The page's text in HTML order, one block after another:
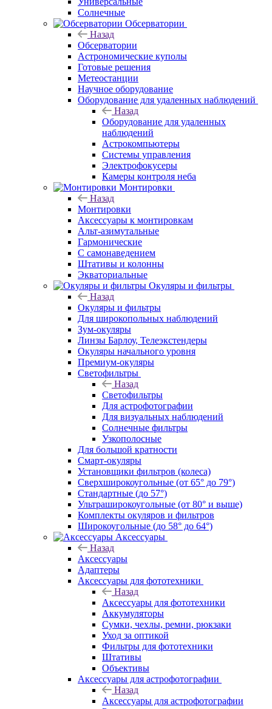
Солнечные
Обсерватории
Назад
Обсерватории
Астрономические куполы
Готовые решения
Метеостанции
Научное оборудование
Оборудование для удаленных наблюдений
Назад
Оборудование для удаленных
наблюдений
Астрокомпьютеры
Системы управления
Электрофокусеры
Камеры контроля неба
Монтировки
Назад
Монтировки
Аксессуары к монтировкам
Альт-азимутальные
Гармонические
С самонаведением
Штативы и колонны
Экваториальные
Окуляры и фильтры
Назад
Окуляры и фильтры
Для широкопольных наблюдений
Зум-окуляры
Линзы Барлоу, Телеэкстендеры
Окуляры начального уровня
Премиум-окуляры
Светофильтры
Назад
Светофильтры
Для астрофотографии
Для визуальных наблюдений
Солнечные фильтры
Узкополосные
Для большой кратности
Смарт-окуляры
Установщики фильтров (колеса)
Сверхширокоугольные (от 65° до 79°)
Стандартные (до 57°)
Ультраширокоугольные (от 80° и выше)
Комплекты окуляров и фильтров
Широкоугольные (до 58° до 64°)
Аксессуары
Назад
Аксессуары
Адаптеры
Аксессуары для фототехники
Назад
Аксессуары для фототехники
Аккумуляторы
Сумки, чехлы, ремни, рюкзаки
Уход за оптикой
Фильтры для фототехники
Штативы
Объективы
Аксессуары для астрофотографии
Назад
Аксессуары для астрофотографии